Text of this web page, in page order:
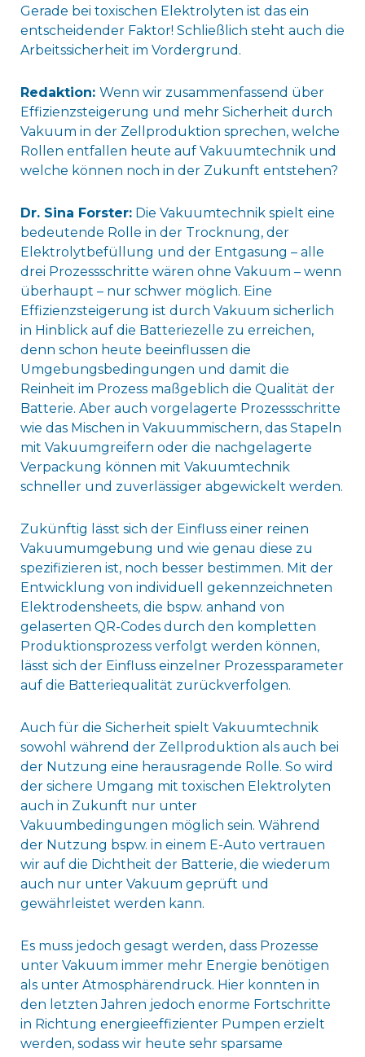
Gerade bei toxischen Elektrolyten ist das ein
entscheidender Faktor! Schließlich steht auch die
Arbeitssicherheit im Vordergrund.
Redaktion: Wenn wir zusammenfassend über
Effizienzsteigerung und mehr Sicherheit durch
Vakuum in der Zellproduktion sprechen, welche
Rollen entfallen heute auf Vakuumtechnik und
welche können noch in der Zukunft entstehen?
Dr. Sina Forster:Die Vakuumtechnik spielt eine
bedeutende Rolle in der Trocknung, der
Elektrolytbefüllung und der Entgasung – alle
drei Prozessschritte wären ohne Vakuum – wenn
überhaupt – nur schwer möglich. Eine
Effizienzsteigerung ist durch Vakuum sicherlich
in Hinblick auf die Batteriezelle zu erreichen,
denn schon heute beeinflussen die
Umgebungsbedingungen und damit die
Reinheit im Prozess maßgeblich die Qualität der
Batterie. Aber auch vorgelagerte Prozessschritte
wie das Mischen in Vakuummischern, das Stapeln
mit Vakuumgreifern oder die nachgelagerte
Verpackung können mit Vakuumtechnik
schneller und zuverlässiger abgewickelt werden.
Zukünftig lässt sich der Einfluss einer reinen
Vakuumumgebung und wie genau diese zu
spezifizieren ist, noch besser bestimmen. Mit der
Entwicklung von individuell gekennzeichneten
Elektrodensheets, die bspw. anhand von
gelaserten QR-Codes durch den kompletten
Produktionsprozess verfolgt werden können,
lässt sich der Einfluss einzelner Prozessparameter
auf die Batteriequalität zurückverfolgen.
Auch für die Sicherheit spielt Vakuumtechnik
sowohl während der Zellproduktion als auch bei
der Nutzung eine herausragende Rolle. So wird
der sichere Umgang mit toxischen Elektrolyten
auch in Zukunft nur unter
Vakuumbedingungen möglich sein. Während
der Nutzung bspw. in einem E-Auto vertrauen
wir auf die Dichtheit der Batterie, die wiederum
auch nur unter Vakuum geprüft und
gewährleistet werden kann.
Es muss jedoch gesagt werden, dass Prozesse
unter Vakuum immer mehr Energie benötigen
als unter Atmosphärendruck. Hier konnten in
den letzten Jahren jedoch enorme Fortschritte
in Richtung energieeffizienter Pumpen erzielt
werden, sodass wir heute sehr sparsame